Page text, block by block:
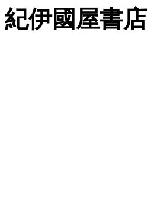
紀伊國屋書店